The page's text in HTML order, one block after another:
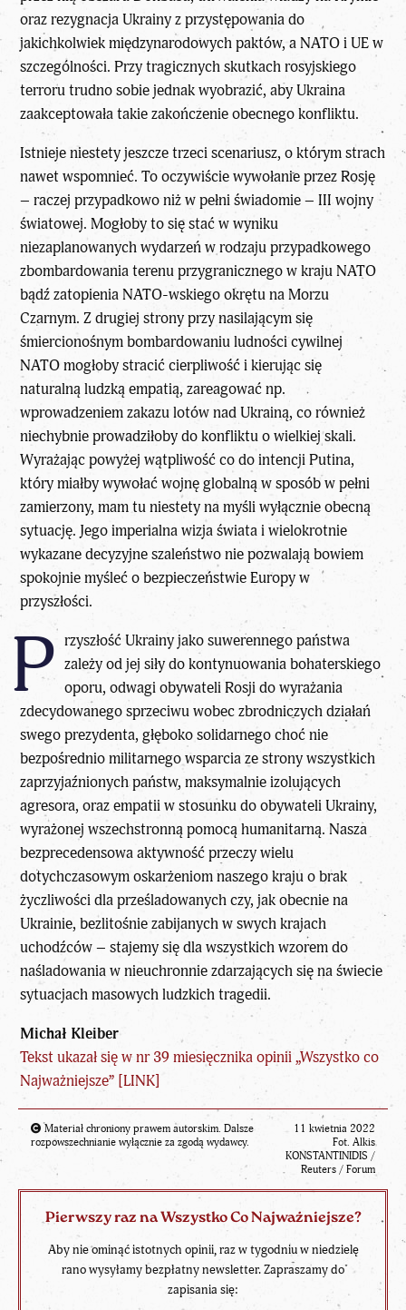
oraz rezygnacja Ukrainy z przystępowania do
jakichkolwiek międzynarodowych paktów, a NATO i UE w
szczególności. Przy tragicznych skutkach rosyjskiego
terroru trudno sobie jednak wyobrazić, aby Ukraina
zaakceptowała takie zakończenie obecnego konfliktu.
Istnieje niestety jeszcze trzeci scenariusz, o którym strach
nawet wspomnieć. To oczywiście wywołanie przez Rosję
– raczej przypadkowo niż w pełni świadomie – III wojny
światowej. Mogłoby to się stać w wyniku
niezaplanowanych wydarzeń w rodzaju przypadkowego
zbombardowania terenu przygranicznego w kraju NATO
bądź zatopienia NATO-wskiego okrętu na Morzu
Czarnym. Z drugiej strony przy nasilającym się
śmiercionośnym bombardowaniu ludności cywilnej
NATO mogłoby stracić cierpliwość i kierując się
naturalną ludzką empatią, zareagować np.
wprowadzeniem zakazu lotów nad Ukrainą, co również
niechybnie prowadziłoby do konfliktu o wielkiej skali.
Wyrażając powyżej wątpliwość co dointencji Putina,
który miałby wywołać wojnę globalną w sposób w pełni
zamierzony, mam tu niestety na myśli wyłącznie obecną
sytuację. Jego imperialna wizja świata i wielokrotnie
wykazane decyzyjne szaleństwo nie pozwalają bowiem
spokojnie myśleć o bezpieczeństwie Europy w
przyszłości.
P rzyszłość Ukrainy jako suwerennego państwa
zależy od jej siły do kontynuowania bohaterskiego
oporu, odwagi obywateli Rosji do wyrażania
zdecydowanego sprzeciwu wobec zbrodniczych działań
swego prezydenta, głęboko solidarnego choć nie
bezpośrednio militarnego wsparcia ze strony wszystkich
zaprzyjaźnionych państw, maksymalnie izolujących
agresora, oraz empatii w stosunku do obywateli Ukrainy,
wyrażonej wszechstronną pomocą humanitarną. Nasza
bezprecedensowa aktywność przeczy wielu
dotychczasowym oskarżeniom naszego kraju o brak
życzliwości dla prześladowanych czy, jak obecnie na
Ukrainie, bezlitośnie zabijanych w swych krajach
uchodźców – stajemy się dla wszystkich wzorem do
naśladowania w nieuchronnie zdarzających się na świecie
sytuacjach masowych ludzkich tragedii.
Michał Kleiber
Tekst ukazał się w nr 39 miesięcznika opinii „Wszystko co
Najważniejsze” [LINK]
Materiał chroniony prawem autorskim. Dalsze
rozpowszechnianie wyłącznie za zgodą wydawcy.
11 kwietnia 2022
Fot. Alkis
KONSTANTINIDIS /
Reuters / Forum
Pierwszy raz na Wszystko Co Najważniejsze?
Aby nie ominąć istotnych opinii, raz w tygodniu w niedzielę
rano wysyłamy bezpłatny newsletter. Zapraszamy do
zapisania się: